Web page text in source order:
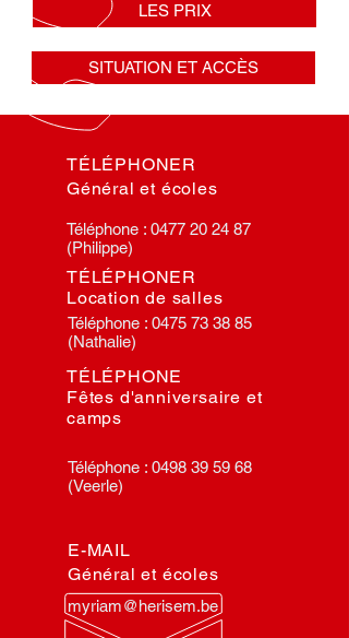
LES PRIX
SITUATION ET ACCÈS
TÉLÉPHONER
Général et écoles
Téléphone : 0477 20 24 87
(Philippe)
TÉLÉPHONER
Location de salles
Téléphone : 0475 73 38 85
(Nathalie)
TÉLÉPHONE
Fêtes d'anniversaire et
camps
Téléphone : 0498 39 59 68
(Veerle)
E-MAIL
Général et écoles
myriam@herisem.be